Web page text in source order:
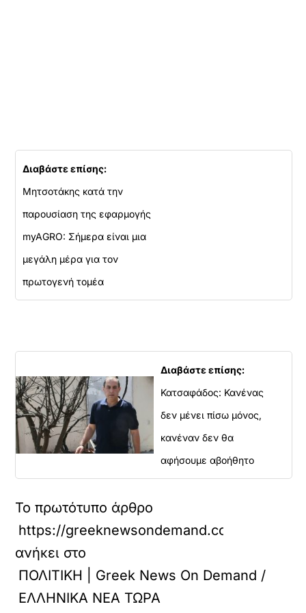
Διαβάστε επίσης:
Μητσοτάκης κατά την
παρουσίαση της εφαρμογής
myAGRO: Σήμερα είναι μια
μεγάλη μέρα για τον
πρωτογενή τομέα
Διαβάστε επίσης:
Κατσαφάδος: Κανένας
δεν μένει πίσω μόνος,
κανέναν δεν θα
αφήσουμε αβοήθητο
Το πρωτότυπο άρθρο
https://greeknewsondemand.com/2026/
ανήκει στο
ΠΟΛΙΤΙΚΗ | Greek News On Demand /
ΕΛΛΗΝΙΚΑ ΝΕΑ ΤΩΡΑ